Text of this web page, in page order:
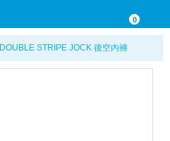
0
0
DOUBLE STRIPE JOCK 後空內褲